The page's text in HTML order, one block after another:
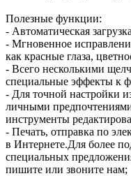
Полезные функции:
- Автоматическая
- Мгновенное
как красные глаза,
- Всего несколькими
специальные эффекты к
- Для точной настройки
личными
инструменты
- Печать, отправка по
в Интернете.Для более
специальных
пишите или звоните нам;